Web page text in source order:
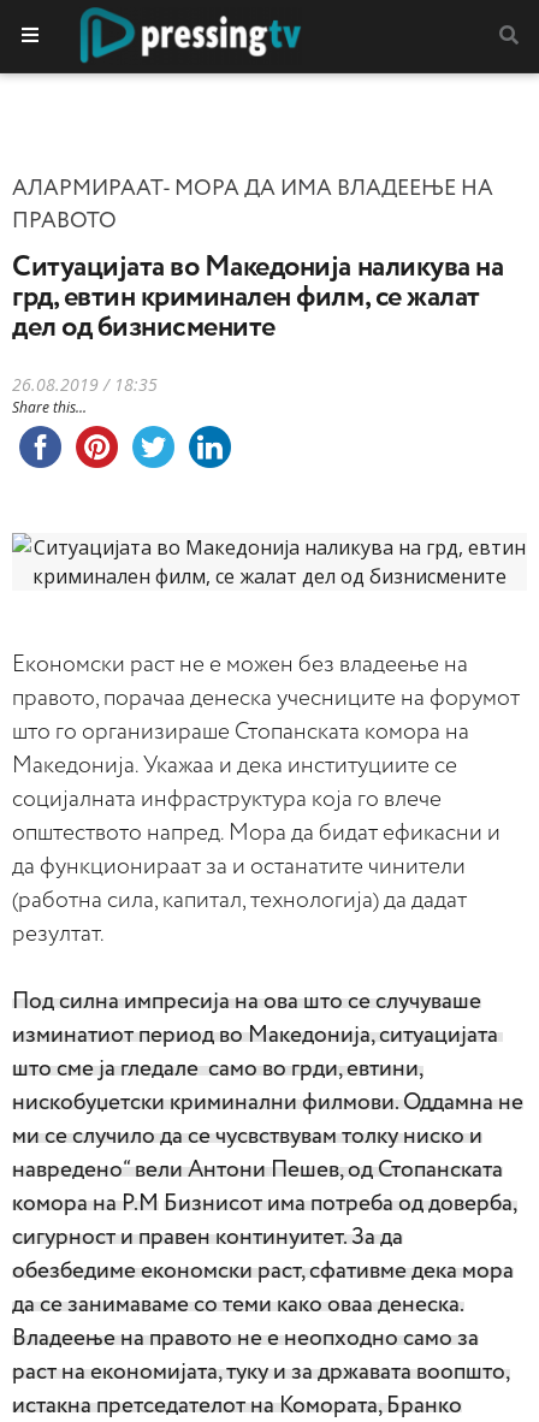
АЛАРМИРААТ- МОРА ДА ИМА ВЛАДЕЕЊЕ НА
ПРАВОТО
Ситуацијата во Македонија наликува на
грд, евтин криминален филм, се жалат
дел од бизнисмените
26.08.2019 / 18:35
Share this...
Економски раст не е можен без владеење на
правото, порачаа денеска учесниците на форумот
што го организираше Стопанската комора на
Македонија. Укажаа и дека институциите се
социјалната инфраструктура која го влече
општеството напред. Мора да бидат ефикасни и
да функционираат за и останатите чинители
(работна сила, капитал, технологија) да дадат
резултат.
Под силна импресија на ова што се случуваше
изминатиот период во Македонија, ситуацијата
што сме ја гледале само во грди, евтини,
нискобуџетски криминални филмови. Оддамна не
ми се случило да се чусвствувам толку ниско и
навредено“ вели Антони Пешев, од Стопанската
комора на Р.М Бизнисот има потреба од доверба,
сигурност и правен континуитет. За да
обезбедиме економски раст, сфативме дека мора
да се занимаваме со теми како оваа денеска.
Владеење на правото не е неопходно само за
раст на економијата, туку и за државата воопшто,
истакна претседателот на Комората, Бранко